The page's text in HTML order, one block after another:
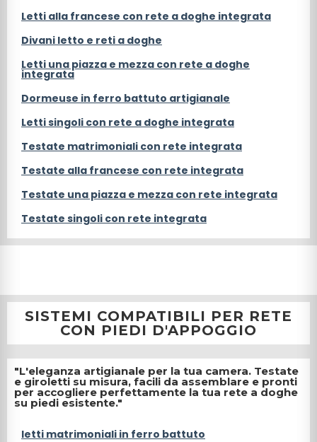
Letti alla francese con rete a doghe integrata
Divani letto e reti a doghe
Letti una piazza e mezza con rete a doghe
integrata
Dormeuse in ferro battuto artigianale
Letti singoli con rete a doghe integrata
Testate matrimoniali con rete integrata
Testate alla francese con rete integrata
Testate una piazza e mezza con rete integrata
Testate singoli con rete integrata
SISTEMI COMPATIBILI PER RETE
CON PIEDI D'APPOGGIO
"L'eleganza artigianale per la tua camera. Testate
e giroletti su misura, facili da assemblare e pronti
per accogliere perfettamente la tua rete a doghe
su piedi esistente."
letti matrimoniali in ferro battuto